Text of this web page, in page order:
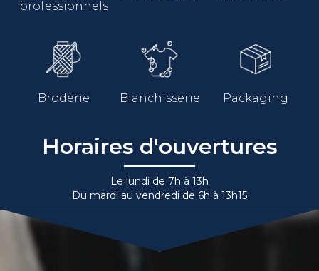
professionnels
Broderie Blanchisserie Packaging
Horaires d'ouvertures
Le lundi de 7h à 13h
Du mardi au vendredi de 6h à 13h15